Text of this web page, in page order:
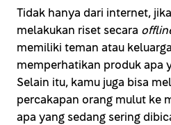
Tidak hanya dari internet,
melakukan riset secara
memiliki teman atau
memperhatikan produk apa
Selain itu, kamu juga bisa
percakapan orang mulut ke
apa yang sedang sering